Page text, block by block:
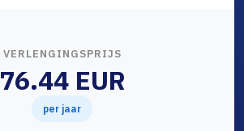
VERLENGINGSPRIJS
76.44 EUR
per jaar